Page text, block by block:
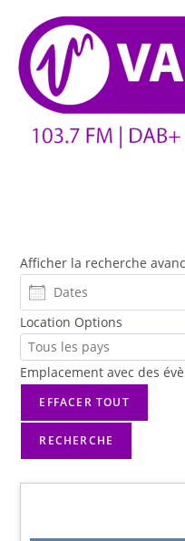
Afficher la recherche
Location Options
Emplacement avec des
EFFACER TOUT
RECHERCHE